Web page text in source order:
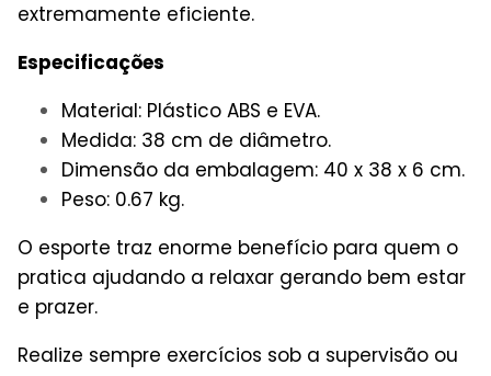
extremamente eficiente.
Especificações
Material: Plástico ABS e EVA.
Medida: 38 cm de diâmetro.
Dimensão da embalagem: 40 x 38 x 6 cm.
Peso: 0.67 kg.
O esporte traz enorme benefício para quem o
pratica ajudando a relaxar gerando bem estar
e prazer.
Realize sempre exercícios sob a supervisão ou